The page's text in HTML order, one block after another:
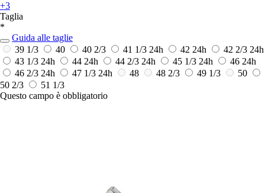
+3
Taglia
*
Guida alle taglie
39 1/3
40 40 2/3 41 1/3 24h 42 24h 42 2/3 24h
43 1/3 24h 44 24h 44 2/3 24h 45 1/3 24h 46 24h
46 2/3 24h 47 1/3 24h 48 48 2/3 49 1/3
50
50 2/3
51 1/3
Questo campo è obbligatorio